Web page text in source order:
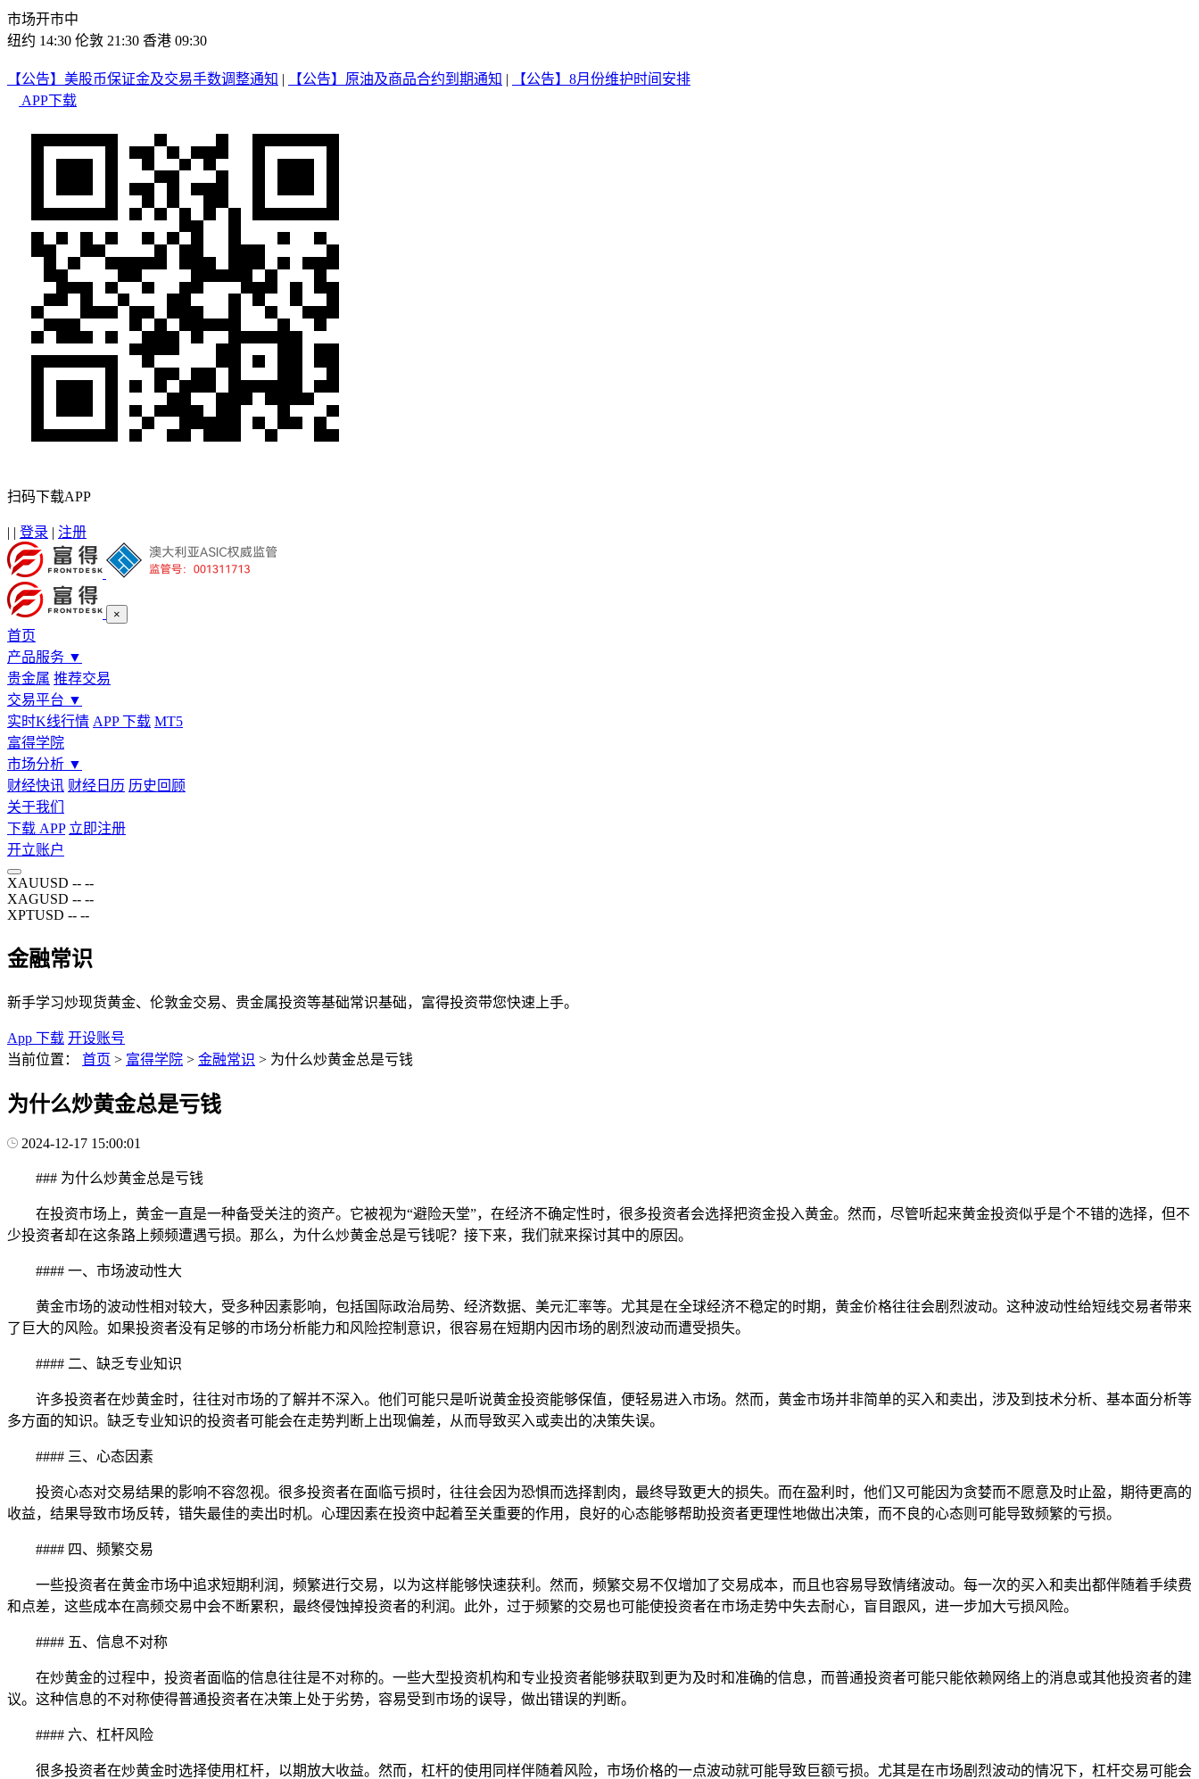
市场开市中
纽约 14:30 伦敦 21:30 香港 09:30
【公告】美股币保证金及交易手数调整通知 | 【公告】原油及商品合约到期通知 |
【公告】8月份维护时间安排
APP下载
扫码下载APP
| | 登录 | 注册
×
首页
产品服务 ▼
贵金属 推荐交易
交易平台 ▼
实时K线行情 APP 下载 MT5
富得学院
市场分析 ▼
财经快讯 财经日历 历史回顾
关于我们
下载 APP 立即注册
开立账户
XAUUSD -- --
XAGUSD -- --
XPTUSD -- --
金融常识
新手学习炒现货黄金、伦敦金交易、贵金属投资等基础常识基础，富得投资带您快速上手。
App 下载 开设账号
当前位置：
首页 > 富得学院 > 金融常识 > 为什么炒黄金总是亏钱
为什么炒黄金总是亏钱
2024-12-17 15:00:01
### 为什么炒黄金总是亏钱
在投资市场上，黄金一直是一种备受关注的资产。它被视为“避险天堂”，在经济不确定性时，很多投资者会选择把资金投入黄金。然而，尽管听起来黄金投资似乎是个不错的选择，但不
少投资者却在这条路上频频遭遇亏损。那么，为什么炒黄金总是亏钱呢？接下来，我们就来探讨其中的原因。
#### 一、市场波动性大
黄金市场的波动性相对较大，受多种因素影响，包括国际政治局势、经济数据、美元汇率等。尤其是在全球经济不稳定的时期，黄金价格往往会剧烈波动。这种波动性给短线交易者带来
了巨大的风险。如果投资者没有足够的市场分析能力和风险控制意识，很容易在短期内因市场的剧烈波动而遭受损失。
#### 二、缺乏专业知识
许多投资者在炒黄金时，往往对市场的了解并不深入。他们可能只是听说黄金投资能够保值，便轻易进入市场。然而，黄金市场并非简单的买入和卖出，涉及到技术分析、基本面分析等
多方面的知识。缺乏专业知识的投资者可能会在走势判断上出现偏差，从而导致买入或卖出的决策失误。
#### 三、心态因素
投资心态对交易结果的影响不容忽视。很多投资者在面临亏损时，往往会因为恐惧而选择割肉，最终导致更大的损失。而在盈利时，他们又可能因为贪婪而不愿意及时止盈，期待更高的
收益，结果导致市场反转，错失最佳的卖出时机。心理因素在投资中起着至关重要的作用，良好的心态能够帮助投资者更理性地做出决策，而不良的心态则可能导致频繁的亏损。
#### 四、频繁交易
一些投资者在黄金市场中追求短期利润，频繁进行交易，以为这样能够快速获利。然而，频繁交易不仅增加了交易成本，而且也容易导致情绪波动。每一次的买入和卖出都伴随着手续费
和点差，这些成本在高频交易中会不断累积，最终侵蚀掉投资者的利润。此外，过于频繁的交易也可能使投资者在市场走势中失去耐心，盲目跟风，进一步加大亏损风险。
#### 五、信息不对称
在炒黄金的过程中，投资者面临的信息往往是不对称的。一些大型投资机构和专业投资者能够获取到更为及时和准确的信息，而普通投资者可能只能依赖网络上的消息或其他投资者的建
议。这种信息的不对称使得普通投资者在决策上处于劣势，容易受到市场的误导，做出错误的判断。
#### 六、杠杆风险
很多投资者在炒黄金时选择使用杠杆，以期放大收益。然而，杠杆的使用同样伴随着风险，市场价格的一点波动就可能导致巨额亏损。尤其是在市场剧烈波动的情况下，杠杆交易可能会